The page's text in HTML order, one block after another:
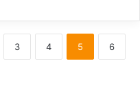
3 4 5 6